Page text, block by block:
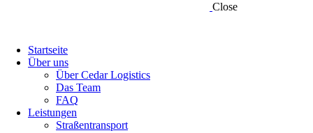
Close
Startseite
Über uns
Über Cedar Logistics
Das Team
FAQ
Leistungen
Straßentransport